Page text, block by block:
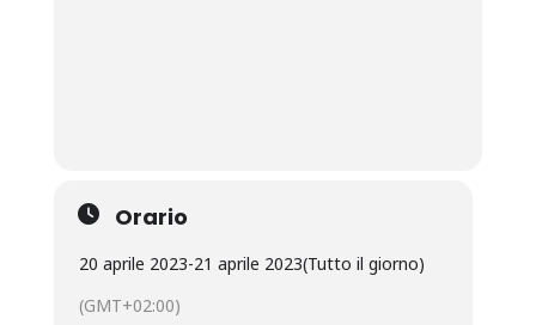
Orario
20 aprile 2023-21 aprile 2023(Tutto il giorno)
(GMT+02:00)